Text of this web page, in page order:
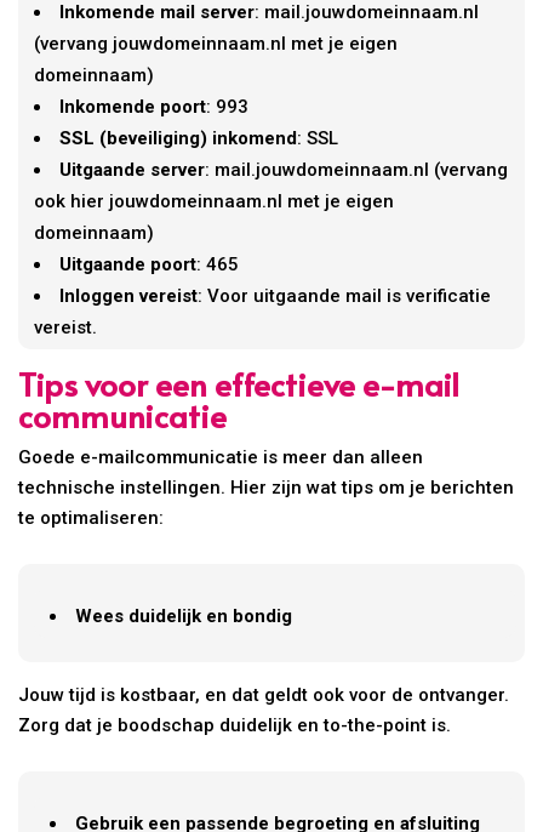
Inkomende mail server: mail.jouwdomeinnaam.nl
(vervang jouwdomeinnaam.nl met je eigen
domeinnaam)
Inkomende poort: 993
SSL (beveiliging) inkomend: SSL
Uitgaande server: mail.jouwdomeinnaam.nl (vervang
ook hier jouwdomeinnaam.nl met je eigen
domeinnaam)
Uitgaande poort: 465
Inloggen vereist: Voor uitgaande mail is verificatie
vereist.
Tips voor een effectieve e-mail
communicatie
Goede e-mailcommunicatie is meer dan alleen
technische instellingen. Hier zijn wat tips om je berichten
te optimaliseren:
Wees duidelijk en bondig
Jouw tijd is kostbaar, en dat geldt ook voor de ontvanger.
Zorg dat je boodschap duidelijk en to-the-point is.
Gebruik een passende begroeting en afsluiting